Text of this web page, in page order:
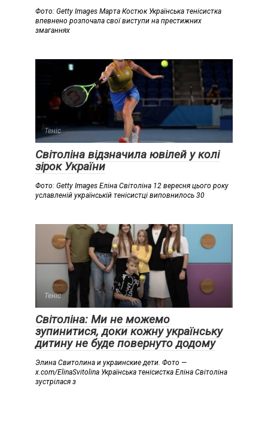
Фото: Getty Images Марта Костюк Українська тенісистка
впевнено розпочала свої виступи на престижних
змаганнях
Теніс
Світоліна відзначила ювілей у колі
зірок України
Фото: Getty Images Еліна Світоліна 12 вересня цього року
уславленій українській тенісистці виповнилось 30
Теніс
Світоліна: Ми не можемо
зупинитися, доки кожну українську
дитину не буде повернуто додому
Элина Свитолина и украинские дети. Фото —
x.com/ElinaSvitolina Українська тенісистка Еліна Світоліна
зустрілася з